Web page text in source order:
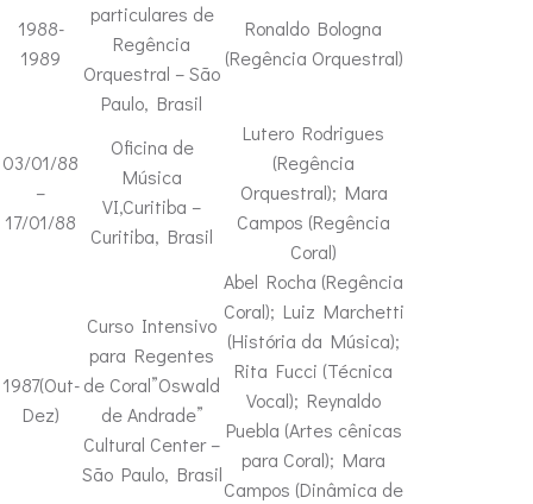
1988-
1989
particulares de
Regência
Orquestral – São
Paulo, Brasil
Ronaldo Bologna
(Regência Orquestral)
03/01/88
–
17/01/88
Oficina de
Música
VI,Curitiba –
Curitiba, Brasil
Lutero Rodrigues
(Regência
Orquestral); Mara
Campos (Regência
Coral)
1987(Out-
Dez)
Curso Intensivo
para Regentes
de Coral”Oswald
de Andrade”
Cultural Center –
São Paulo, Brasil
Abel Rocha (Regência
Coral); Luiz Marchetti
(História da Música);
Rita Fucci (Técnica
Vocal); Reynaldo
Puebla (Artes cênicas
para Coral); Mara
Campos (Dinâmica de